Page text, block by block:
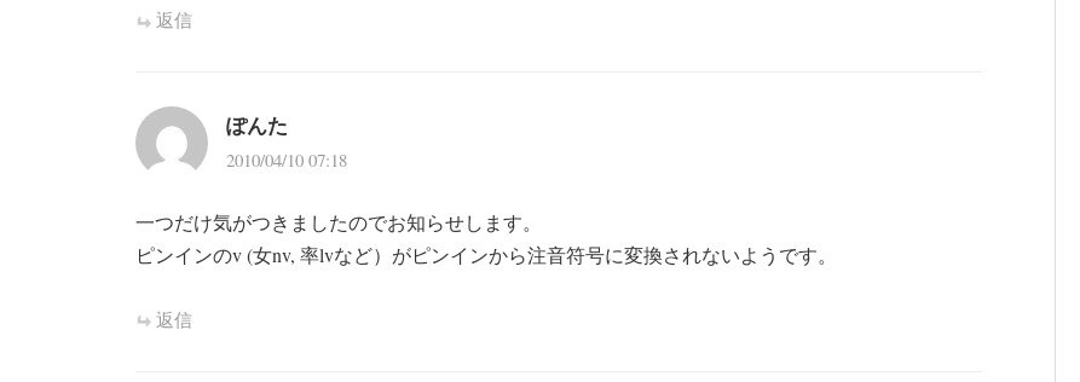
返信
ぽんた
2010/04/10 07:18
一つだけ気がつきましたのでお知らせします。
ピンインのv (女nv, 率lvなど）がピンインから注音符号に変換されないようです。
返信